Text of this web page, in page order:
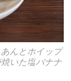
んとホイップ
いた塩バナナ